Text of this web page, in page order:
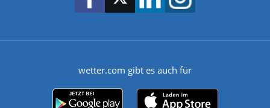
wetter.com gibt es auch für